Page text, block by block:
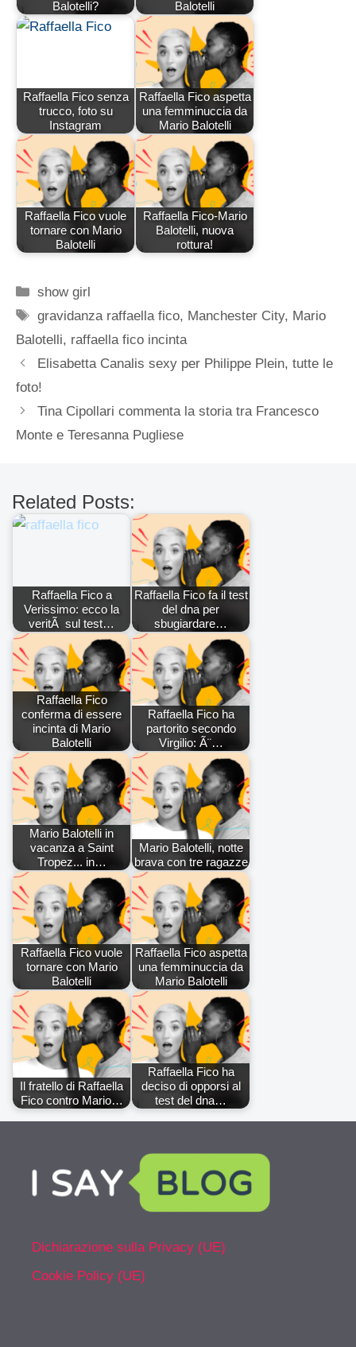
Balotelli?
Balotelli
Raffaella Fico senza
trucco, foto su
Instagram
Raffaella Fico aspetta
una femminuccia da
Mario Balotelli
Raffaella Fico vuole
tornare con Mario
Balotelli
Raffaella Fico-Mario
Balotelli, nuova
rottura!
Categorie
show girl
Tag
gravidanza raffaella fico, Manchester City, Mario
Balotelli, raffaella fico incinta
Elisabetta Canalis sexy per Philippe Plein, tutte le
foto!
Tina Cipollari commenta la storia tra Francesco
Monte e Teresanna Pugliese
Related Posts:
Raffaella Fico a
Verissimo: ecco la
veritÃ sul test…
Raffaella Fico fa il test
del dna per
sbugiardare…
Raffaella Fico
conferma di essere
incinta di Mario
Balotelli
Raffaella Fico ha
partorito secondo
Virgilio: Ã¨…
Mario Balotelli in
vacanza a Saint
Tropez... in…
Mario Balotelli, notte
brava con tre ragazze
Raffaella Fico vuole
tornare con Mario
Balotelli
Raffaella Fico aspetta
una femminuccia da
Mario Balotelli
Il fratello di Raffaella
Fico contro Mario…
Raffaella Fico ha
deciso di opporsi al
test del dna…
Dichiarazione sulla Privacy (UE)
Cookie Policy (UE)